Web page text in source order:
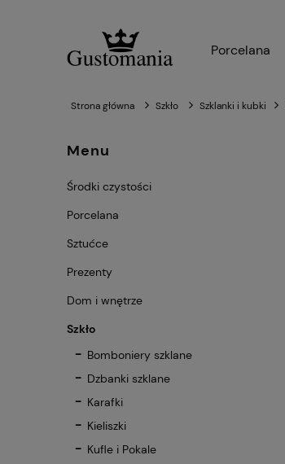
Porcelana
Strona główna Szkło Szklanki i kubki
Menu
Środki czystości
Porcelana
Sztućce
Prezenty
Dom i wnętrze
Szkło
Bomboniery szklane
Dzbanki szklane
Karafki
Kieliszki
Kufle i Pokale